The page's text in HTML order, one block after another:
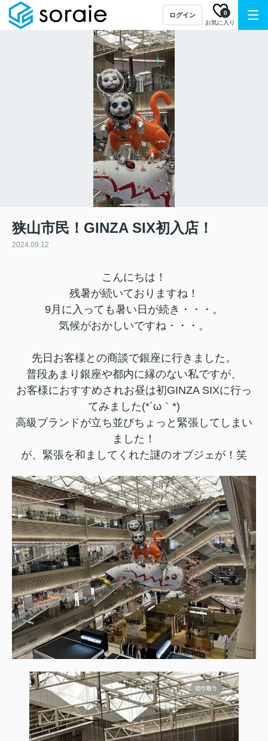
ログイン
お気に入り
0
狭山市民！GINZA SIX初入店！
2024.09.12
こんにちは！
残暑が続いておりますね！
9月に入っても暑い日が続き・・・。
気候がおかしいですね・・・。
先日お客様との商談で銀座に行きました。
普段あまり銀座や都内に縁のない私ですが、
お客様におすすめされお昼は初GINZA SIXに行っ
てみました(*´ω｀*)
高級ブランドが立ち並びちょっと緊張してしまい
ました！
が、緊張を和ましてくれた謎のオブジェが！笑